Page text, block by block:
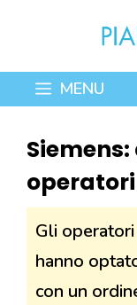
contenuto
MENU
Gli
hanno
con un